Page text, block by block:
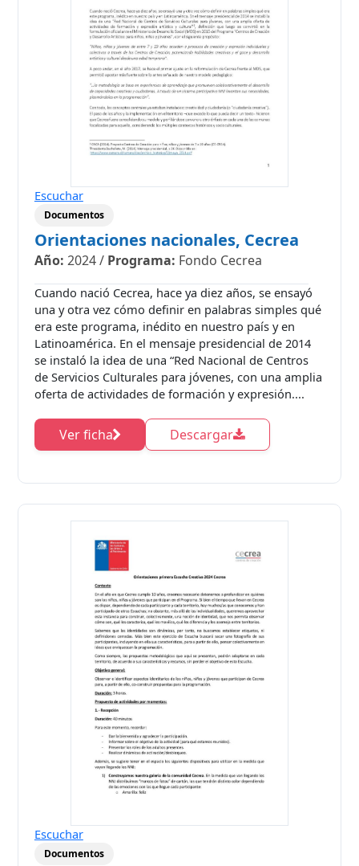
Escuchar
Documentos
Orientaciones nacionales, Cecrea
Año: 2024/ Programa: Fondo Cecrea
Cuando nació Cecrea, hace ya diez años, se ensayó
una y otra vez cómo definir en palabras simples qué
era este programa, inédito en nuestro país y en
Latinoamérica. En el mensaje presidencial de 2014
se instaló la idea de una “Red Nacional de Centros
de Servicios Culturales para jóvenes, con una amplia
oferta de actividades de formación y expresión....
Ver ficha Descargar
Escuchar
Documentos